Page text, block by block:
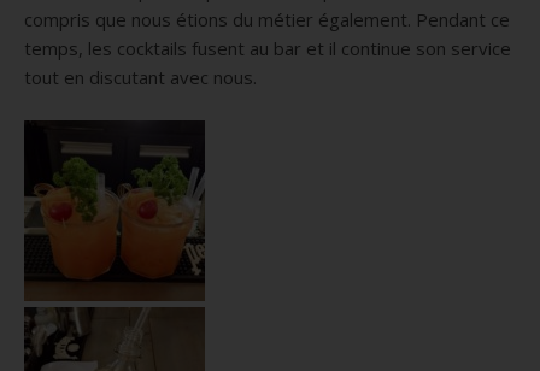
compris que nous étions du métier également. Pendant ce
temps, les cocktails fusent au bar et il continue son service
tout en discutant avec nous.